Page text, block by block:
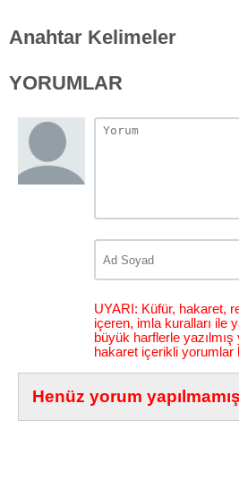
Anahtar Kelimeler
YORUMLAR
UYARI: Küfür, hakaret,
içeren, imla kuralları ile
büyük harflerle
hakaret içerikli yorumlar
Henüz yorum